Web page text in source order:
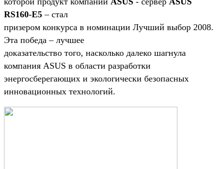
RS160-E5 – стал
призером конкурса в номинации Лучший выбор 2008.
Эта победа – лучшее
доказательство того, насколько далеко шагнула
компания ASUS в области разработки
энергосберегающих и экологически безопасных
инновационных технологий.